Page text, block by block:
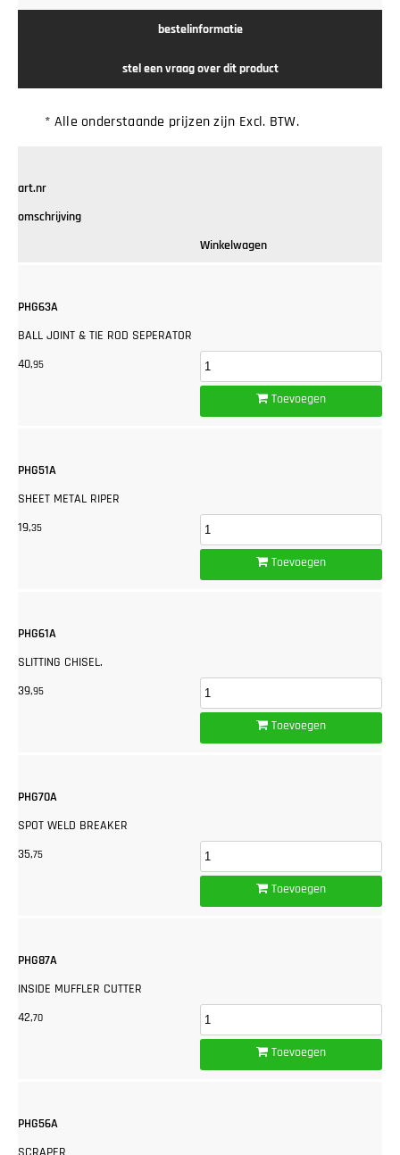
bestelinformatie
stel een vraag over dit product
* Alle onderstaande prijzen zijn Excl. BTW.
art.nr
omschrijving
Winkelwagen
PHG63A
BALL JOINT & TIE ROD SEPERATOR
40,95
Toevoegen
PHG51A
SHEET METAL RIPER
19,35
Toevoegen
PHG61A
SLITTING CHISEL.
39,95
Toevoegen
PHG70A
SPOT WELD BREAKER
35,75
Toevoegen
PHG87A
INSIDE MUFFLER CUTTER
42,70
Toevoegen
PHG56A